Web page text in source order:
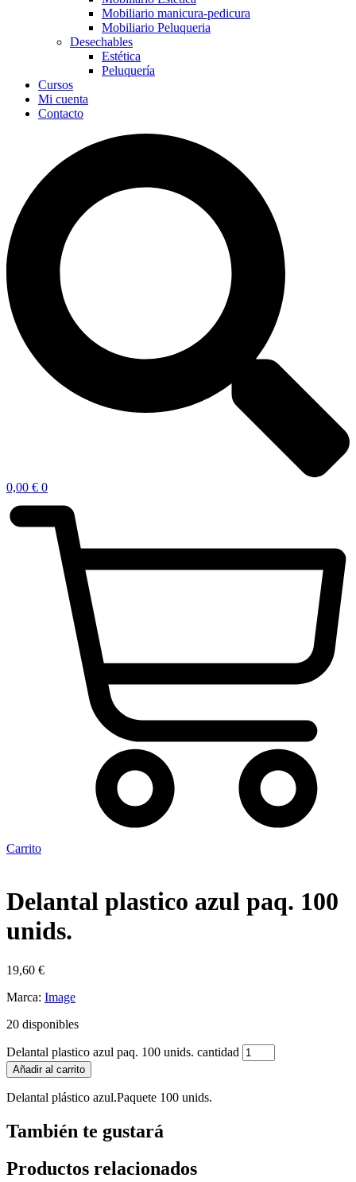
Mobiliario manicura-pedicura
Mobiliario Peluqueria
Desechables
Estética
Peluquería
Cursos
Mi cuenta
Contacto
0,00 € 0
Carrito
Delantal plastico azul paq. 100
unids.
19,60 €
Marca: Image
20 disponibles
Delantal plastico azul paq. 100 unids. cantidad
Añadir al carrito
Delantal plástico azul.Paquete 100 unids.
También te gustará
Productos relacionados